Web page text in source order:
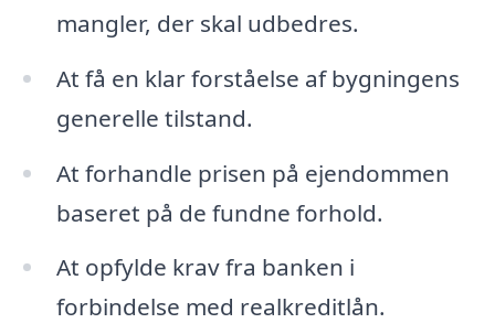
mangler, der skal udbedres.
At få en klar forståelse af bygningens
generelle tilstand.
At forhandle prisen på ejendommen
baseret på de fundne forhold.
At opfylde krav fra banken i
forbindelse med realkreditlån.